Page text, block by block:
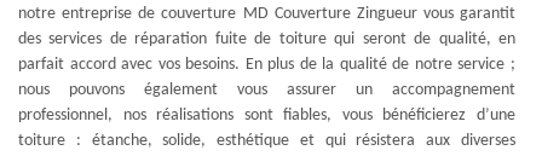
notre entreprise de couverture MD Couverture Zingueur vous garantit
des services de réparation fuite de toiture qui seront de qualité, en
parfait accord avec vos besoins. En plus de la qualité de notre service ;
nous pouvons également vous assurer un accompagnement
professionnel, nos réalisations sont fiables, vous bénéficierez d’une
toiture : étanche, solide, esthétique et qui résistera aux diverses